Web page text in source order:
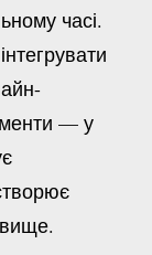
часі.
— у